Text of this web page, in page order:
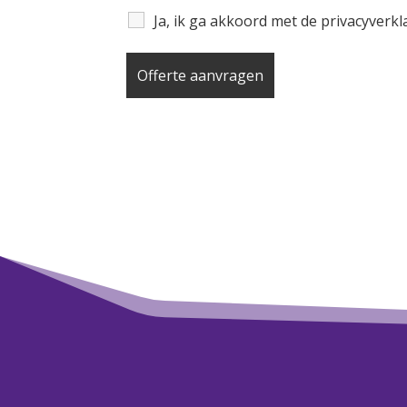
Ja, ik ga akkoord met de